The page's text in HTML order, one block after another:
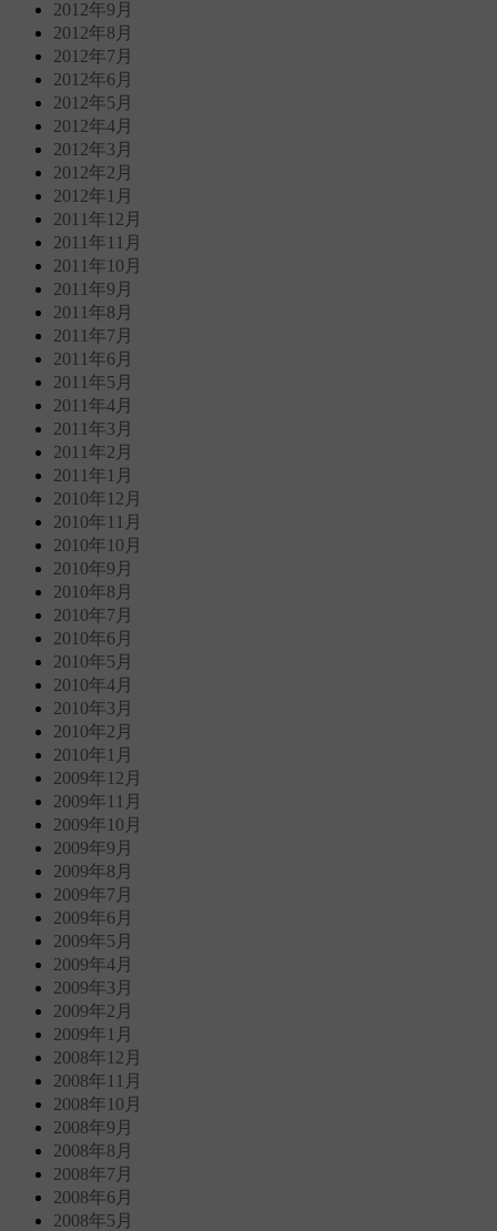
2012年9月
2012年8月
2012年7月
2012年6月
2012年5月
2012年4月
2012年3月
2012年2月
2012年1月
2011年12月
2011年11月
2011年10月
2011年9月
2011年8月
2011年7月
2011年6月
2011年5月
2011年4月
2011年3月
2011年2月
2011年1月
2010年12月
2010年11月
2010年10月
2010年9月
2010年8月
2010年7月
2010年6月
2010年5月
2010年4月
2010年3月
2010年2月
2010年1月
2009年12月
2009年11月
2009年10月
2009年9月
2009年8月
2009年7月
2009年6月
2009年5月
2009年4月
2009年3月
2009年2月
2009年1月
2008年12月
2008年11月
2008年10月
2008年9月
2008年8月
2008年7月
2008年6月
2008年5月